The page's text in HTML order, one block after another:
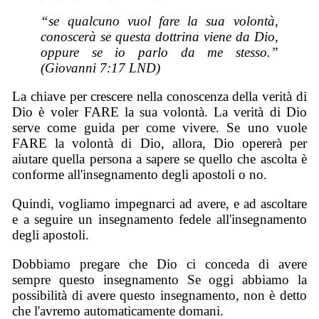
“se qualcuno vuol fare la sua volontà,
conoscerà se questa dottrina viene da Dio,
oppure se io parlo da me stesso.”
(Giovanni 7:17 LND)
La chiave per crescere nella conoscenza della verità di
Dio è voler FARE la sua volontà. La verità di Dio
serve come guida per come vivere. Se uno vuole
FARE la volontà di Dio, allora, Dio opererà per
aiutare quella persona a sapere se quello che ascolta è
conforme all'insegnamento degli apostoli o no.
Quindi, vogliamo impegnarci ad avere, e ad ascoltare
e a seguire un insegnamento fedele all'insegnamento
degli apostoli.
Dobbiamo pregare che Dio ci conceda di avere
sempre questo insegnamento Se oggi abbiamo la
possibilità di avere questo insegnamento, non è detto
che l'avremo automaticamente domani.